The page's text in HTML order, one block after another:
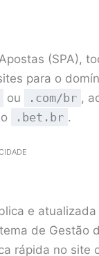
(SPA),
para o
ou .com/br ,
.bet.br .
e
de Gestão
rápida no site